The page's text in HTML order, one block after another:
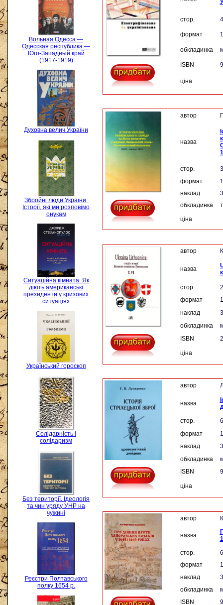
Вольная Одесса —
Одесская республика —
Юго-Западный край
(1917-1919)
Духовна велич України
Збройні люди України.
Історії, які ми розповімо
онукам
Ситуаційна кімната. Як
діють американські
президенти у кризових
ситуаціях
Український гороскоп
Солідарність і
солідаризм
Без території. Ідеологія
та чин уряду УНР на
чужині
Реєстри Полтавського
полку 1654 р.
стор.
формат
обкладинка
ISBN
ціна
автор
назва
стор.
формат
наклад
обкладинка
ціна
автор
назва
стор.
формат
наклад
обкладинка
ISBN
ціна
автор
назва
стор.
формат
наклад
обкладинка
ISBN
ціна
автор
назва
стор.
формат
наклад
обкладинка
ISBN